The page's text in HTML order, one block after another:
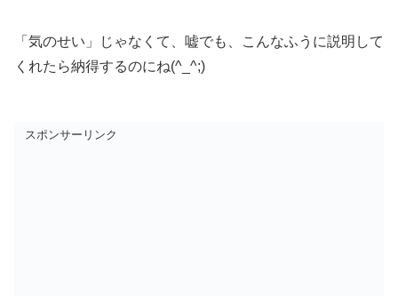
「気のせい」じゃなくて、嘘でも、こんなふうに説明して
くれたら納得するのにね(^_^;)
スポンサーリンク